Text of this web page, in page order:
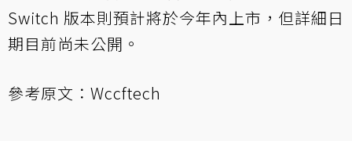
Switch 版本則預計將於今年內上市，但詳細日
期目前尚未公開。
參考原文： Wccftech